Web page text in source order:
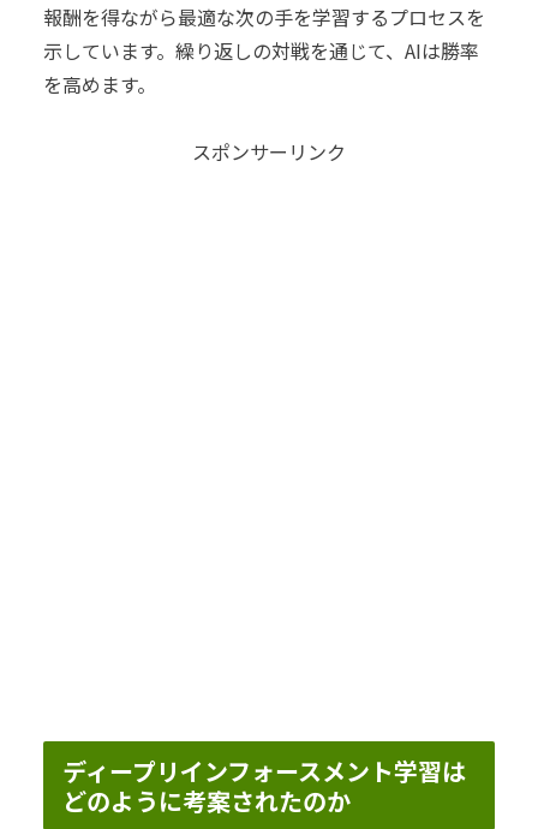
報酬を得ながら最適な次の手を学習するプロセスを
示しています。繰り返しの対戦を通じて、AIは勝率
を高めます。
スポンサーリンク
ディープリインフォースメント学習は
どのように考案されたのか